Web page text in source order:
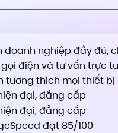
doanh nghiệp đầy đủ,
điện và tư vấn trực
tương thích mọi thiết bị
đại, đẳng cấp
đại, đẳng cấp
đạt 85/100